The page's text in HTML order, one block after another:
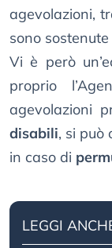
agevolazioni,
sono
Vi è però
proprio
agevolazioni
disabili, si può
in caso di
LEGGI